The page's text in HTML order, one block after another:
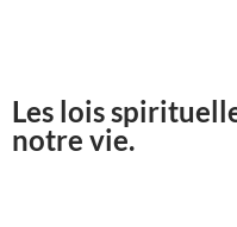
Les lois
notre vie.